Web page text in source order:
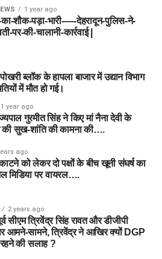
1 year ago
का-शौक-पड़ा-भारी-—-देहरादून-पुलिस-ने-
पर-की-चालानी-कार्रवाई |
ब्लॉक के हापला बाजार में उद्यान विभाग
में मौत हो गई।
1 year ago
गुरमीत सिंह ने किए मां नैना देवी के
की सुख-शांति की कामना की….
ago
को लेकर दो पक्षों के बीच खूनी संघर्ष का
मिडिया पर वायरल….
2 years ago
सीएम त्रिवेंद्र सिंह रावत और डीजीपी
आमने-सामने, त्रिवेंद्र ने आखिर क्यों DGP
की सलाह ?